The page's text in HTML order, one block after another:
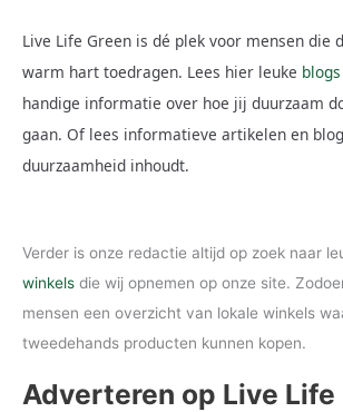
Live Life Green is dé plek voor mensen die
warm hart toedragen. Lees hier leuke blogs
handige informatie over hoe jij duurzaam
gaan. Of lees informatieve artikelen en
duurzaamheid inhoudt.
Verder is onze redactie altijd op zoek naar
winkels die wij opnemen op onze site.
mensen een overzicht van lokale winkels
tweedehands producten kunnen kopen.
Adverteren op Live Life